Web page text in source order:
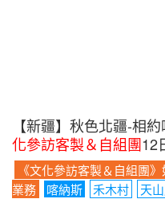
【新疆】秋色北疆-相
化參訪客製＆自組團12
《文化參訪客製＆自組團
業務
喀納斯 禾木村 天